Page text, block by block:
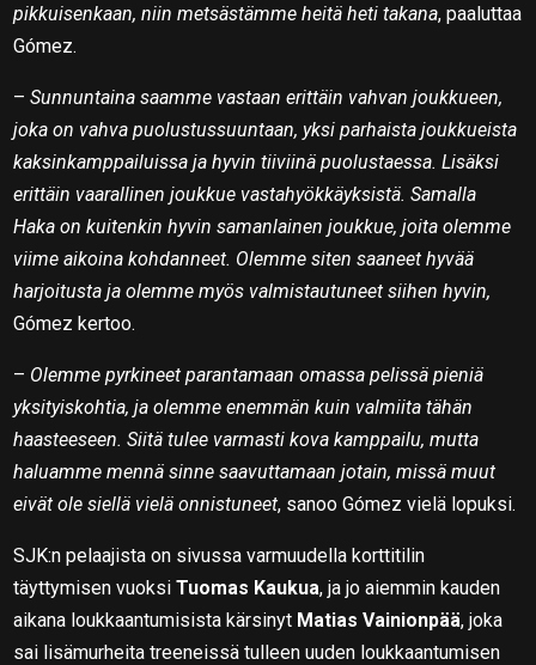
pikkuisenkaan, niin metsästämme heitä heti takana, paaluttaa
Gómez.
–Sunnuntaina saamme vastaan erittäin vahvan joukkueen,
joka on vahva puolustussuuntaan, yksi parhaista joukkueista
kaksinkamppailuissa ja hyvin tiiviinä puolustaessa. Lisäksi
erittäin vaarallinen joukkue vastahyökkäyksistä. Samalla
Haka on kuitenkin hyvin samanlainen joukkue, joita olemme
viime aikoina kohdanneet. Olemme siten saaneet hyvää
harjoitusta ja olemme myös valmistautuneet siihen hyvin,
Gómez kertoo.
– Olemme pyrkineet parantamaan omassa pelissä pieniä
yksityiskohtia, ja olemme enemmän kuin valmiita tähän
haasteeseen. Siitä tulee varmasti kova kamppailu, mutta
haluamme mennä sinne saavuttamaan jotain, missä muut
eivät ole siellä vielä onnistuneet, sanoo Gómez vielä lopuksi.
SJK:n pelaajista on sivussa varmuudella korttitilin
täyttymisen vuoksiTuomas Kaukua, ja jo aiemmin kauden
aikana loukkaantumisista kärsinyt Matias Vainionpää, joka
sai lisämurheita treeneissä tulleen uuden loukkaantumisen